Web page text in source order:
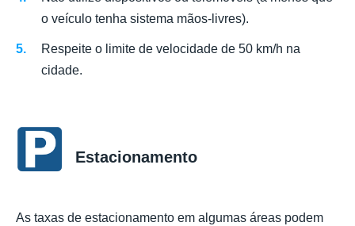
o veículo tenha sistema mãos-livres).
Respeite o limite de velocidade de 50 km/h na
cidade.
Estacionamento
As taxas de estacionamento em algumas áreas podem